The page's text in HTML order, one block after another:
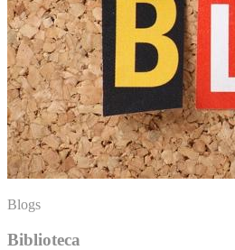
Blogs
Biblioteca